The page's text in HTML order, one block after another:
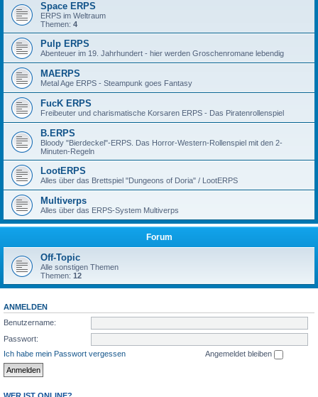
Space ERPS
ERPS im Weltraum
Themen: 4
Pulp ERPS
Abenteuer im 19. Jahrhundert - hier werden Groschenromane lebendig
MAERPS
Metal Age ERPS - Steampunk goes Fantasy
FucK ERPS
Freibeuter und charismatische Korsaren ERPS - Das Piratenrollenspiel
B.ERPS
Bloody "Bierdeckel"-ERPS. Das Horror-Western-Rollenspiel mit den 2-
Minuten-Regeln
LootERPS
Alles über das Brettspiel "Dungeons of Doria" / LootERPS
Multiverps
Alles über das ERPS-System Multiverps
Forum
Off-Topic
Alle sonstigen Themen
Themen: 12
ANMELDEN
Benutzername:
Passwort:
Ich habe mein Passwort vergessen
Angemeldet bleiben